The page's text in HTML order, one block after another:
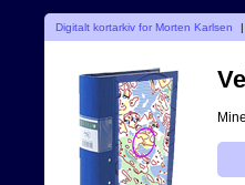
Digitalt kortarkiv for Morten Karlsen |